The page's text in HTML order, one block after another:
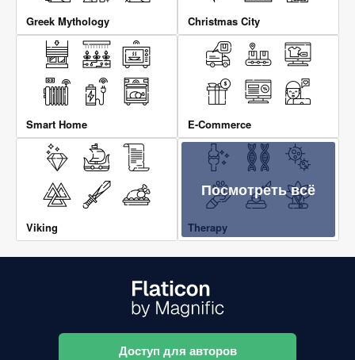
Greek Mythology Christmas City
Smart Home E-Commerce
Viking
Посмотреть всё
Therapy
Доступ для авторов